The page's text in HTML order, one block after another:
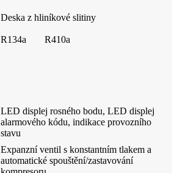
Deska z hliníkové slitiny
R134a
R410a
LED displej rosného bodu, LED displej
alarmového kódu, indikace provozního
stavu
Expanzní ventil s konstantním tlakem a
automatické spouštění/zastavování